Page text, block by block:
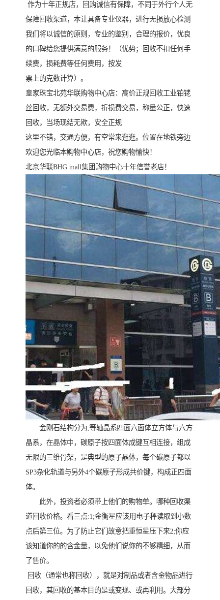
作为十年正规店，回购诚信有保障，不同于外行个人无
保障回收渠道，本让具备专业仪器，进行无损放心检测
我们将以诚信的原则，专业的鉴别，合理的报价，优良
的口碑给您提供满意的服务！（优势；回收不扣任何手
续费，损耗费等任何费用，按发
票上的克数计算）。
皇家珠宝北苑华联购物中心店：高价正规回收工业铂铑
丝回收，无额外交易费，折损费交易，称量公正，快速
回收，当场现结无欺，安全正规
这里不错，交通方便，有空常来逛逛。位置在地铁旁边
欢迎您光临本购物中心店，祝您购物愉快！
北京华联BHG mall集团购物中心十年信誉老店！
金刚石结构分为,等轴晶系四面六面体立方体与六方
晶系，在晶体中，碳原子按四面体成键互相连接，组成
无限的三维骨架，是典型的原子晶体，每个碳原子都以
SP3杂化轨道与另外4个碳原子形成共价键，构成正四面
体。
此外，投资者必须带上他们的购物单。哪种回收渠
道回收价格。看三点:1;金衡星应该用电子秤读取到小数
点后第三位。为了防止它们故意把重恒星压下来2;你应
该知道你的的含金量，以免他们说你的不够精细，从而
了售价。
回收（通常也称回收），就是对制品或者含金物品进行
回收，其回收的基本目的是或变现、或再利用。大部分